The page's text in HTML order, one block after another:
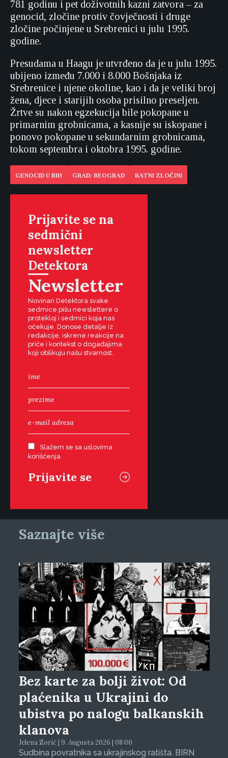
781 godinu i pet doživotnih kazni zatvora – za
genocid, zločine protiv čovječnosti i druge
zločine počinjene u Srebrenici u julu 1995.
godine.
Presudama u Haagu je utvrđeno da je u julu 1995.
ubijeno između 7.000 i 8.000 Bošnjaka iz
Srebrenice i njene okoline, kao i da je veliki broj
žena, djece i starijih osoba prisilno preseljen.
Žrtve su nakon egzekucija bile pokopane u
primarnim grobnicama, a kasnije su iskopane i
ponovo pokopane u sekundarnim grobnicama,
tokom septembra i oktobra 1995. godine.
GENOCID U BIH GRAD: BEOGRAD RATNI ZLOČINI
Prijavite se na
sedmični
newsletter
Detektora
Newsletter
Novinari Detektora svake
sedmice pišu newslettere o
protekloj i sedmici koja nas
očekuje. Donose detalje iz
redakcije, iskrene reakcije na
priče i kontekst o događajima
koji oblikuju našu stvarnost.
Slažem se sa uslovima
korišćenja
Saznajte više
Bez karte za bolji život: Od
plaćenika u Ukrajini do
ubistva po nalogu balkanskih
klanova
Jelena Zorić | 9. Augusta 2026 | 08:00
Sudbina povratnika sa ukrajinskog ratišta. BIRN